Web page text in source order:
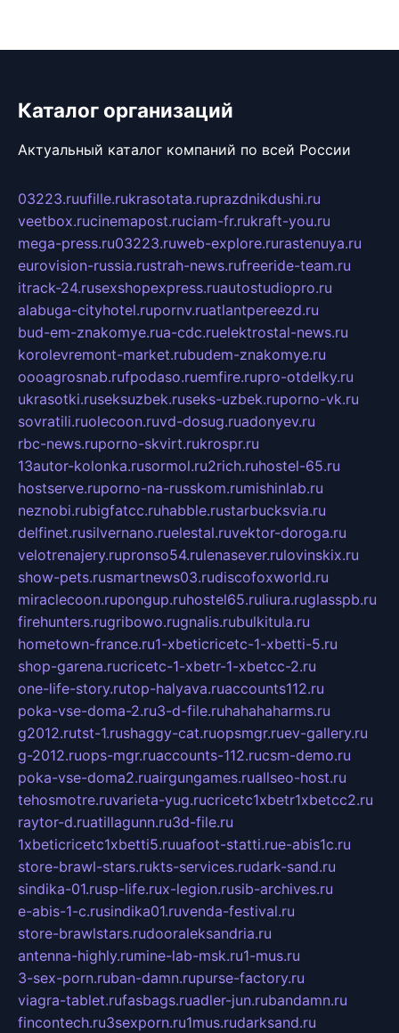
Каталог организаций
Актуальный каталог компаний по всей России
03223.ruufille.rukrasotata.ruprazdnikdushi.ru
veetbox.rucinemapost.ruciam-fr.rukraft-you.ru
mega-press.ru03223.ruweb-explore.rurastenuya.ru
eurovision-russia.rustrah-news.rufreeride-team.ru
itrack-24.rusexshopexpress.ruautostudiopro.ru
alabuga-cityhotel.rupornv.ruatlantpereezd.ru
bud-em-znakomye.rua-cdc.ruelektrostal-news.ru
korolevremont-market.rubudem-znakomye.ru
oooagrosnab.rufpodaso.ruemfire.rupro-otdelky.ru
ukrasotki.ruseksuzbek.ruseks-uzbek.ruporno-vk.ru
sovratili.ruolecoon.ruvd-dosug.ruadonyev.ru
rbc-news.ruporno-skvirt.rukrospr.ru
13autor-kolonka.rusormol.ru2rich.ruhostel-65.ru
hostserve.ruporno-na-russkom.rumishinlab.ru
neznobi.rubigfatcc.ruhabble.rustarbucksvia.ru
delfinet.rusilvernano.ruelestal.ruvektor-doroga.ru
velotrenajery.rupronso54.rulenasever.rulovinskix.ru
show-pets.rusmartnews03.rudiscofoxworld.ru
miraclecoon.rupongup.ruhostel65.ruliura.ruglasspb.ru
firehunters.rugribowo.rugnalis.rubulkitula.ru
hometown-france.ru1-xbeticricetc-1-xbetti-5.ru
shop-garena.rucricetc-1-xbetr-1-xbetcc-2.ru
one-life-story.rutop-halyava.ruaccounts112.ru
poka-vse-doma-2.ru3-d-file.ruhahahaharms.ru
g2012.rutst-1.rushaggy-cat.ruopsmgr.ruev-gallery.ru
g-2012.ruops-mgr.ruaccounts-112.rucsm-demo.ru
poka-vse-doma2.ruairgungames.ruallseo-host.ru
tehosmotre.ruvarieta-yug.rucricetc1xbetr1xbetcc2.ru
raytor-d.ruatillagunn.ru3d-file.ru
1xbeticricetc1xbetti5.ruuafoot-statti.rue-abis1c.ru
store-brawl-stars.rukts-services.rudark-sand.ru
sindika-01.rusp-life.rux-legion.rusib-archives.ru
e-abis-1-c.rusindika01.ruvenda-festival.ru
store-brawlstars.rudooraleksandria.ru
antenna-highly.rumine-lab-msk.ru1-mus.ru
3-sex-porn.ruban-damn.rupurse-factory.ru
viagra-tablet.rufasbags.ruadler-jun.rubandamn.ru
fincontech.ru3sexporn.ru1mus.rudarksand.ru